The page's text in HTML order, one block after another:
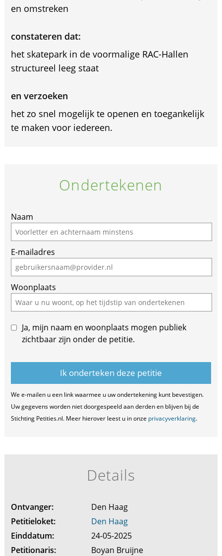
en omstreken
constateren dat:
het skatepark in de voormalige RAC-Hallen
structureel leeg staat
en verzoeken
het zo snel mogelijk te openen en toegankelijk
te maken voor iedereen.
Ondertekenen
If
you
are
a
human,
ignore
this
field
Naam
E-mailadres
Woonplaats
Ja, mijn naam en woonplaats mogen publiek
zichtbaar zijn onder de petitie.
We e-mailen u een link waarmee u uw ondertekening kunt bevestigen.
Uw gegevens worden niet doorgespeeld aan derden en blijven bij de
Stichting Petities.nl. Meer hierover leest u in onze privacyverklaring.
Details
Ontvanger:
Den Haag
Petitieloket:
Den Haag
Einddatum:
24-05-2025
Petitionaris:
Boyan Bruijne